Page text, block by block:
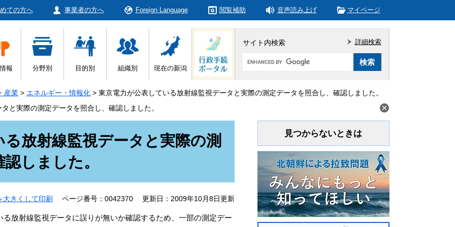
ての方へ 事業者の方へ Foreign Language 閲覧補助 音声読み上げ マイページ
報 分野別 目的別 組織別 現在の新潟
サイト内検索
Google
タ
ム
詳細検索
産業 > エネルギー・情報化 > 東京電力が公表している放射線監視データと実際の測定データを照合し、確認しました。
と実際の測定データを照合し、確認しました。
放射線監視データと実際の測
しました。
大きくして印刷 ページ番号：0042370 更新日：2009年10月8日更新
放射線監視データに誤りが無いか確認するため、一部の測定デー
見つからないときは